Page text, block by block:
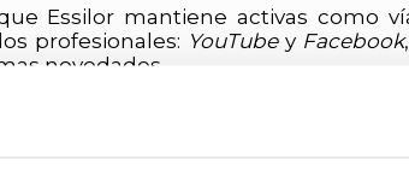
Essilor mantiene activas como
profesionales: YouTubey Facebook
novedades.